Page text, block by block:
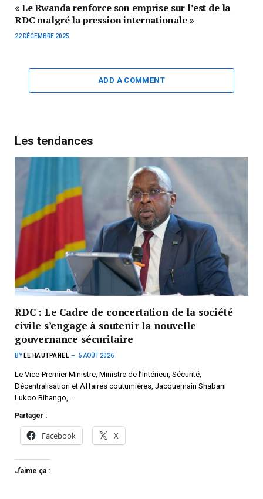
« Le Rwanda renforce son emprise sur l’est de la
RDC malgré la pression internationale »
22 DÉCEMBRE 2025
ADD A COMMENT
Les tendances
RDC : Le Cadre de concertation de la société
civile s’engage à soutenir la nouvelle
gouvernance sécuritaire
BY LE HAUTPANEL 5 AOÛT 2026
Le Vice-Premier Ministre, Ministre de l’Intérieur, Sécurité,
Décentralisation et Affaires coutumières, Jacquemain Shabani
Lukoo Bihango,…
Partager :
Facebook X
J’aime ça :